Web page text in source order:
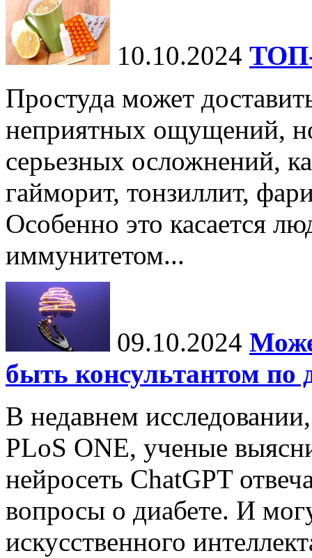
10.10.2024 ТОП-
Простуда может
неприятных ощущений,
серьезных осложнений,
гайморит, тонзиллит,
Особенно это касается
иммунитетом...
09.10.2024
быть консультантом по
В недавнем
PLoS ONE, ученые
нейросеть ChatGPT
вопросы о диабете. И
искусственного